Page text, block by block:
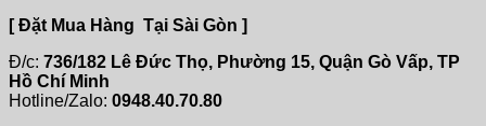
[ Đặt Mua Hàng Tại Sài Gòn ]
Đ/c: 736/182 Lê Đức Thọ, Phường 15, Quận Gò Vấp, TP
Hồ Chí Minh
Hotline/Zalo: 0948.40.70.80